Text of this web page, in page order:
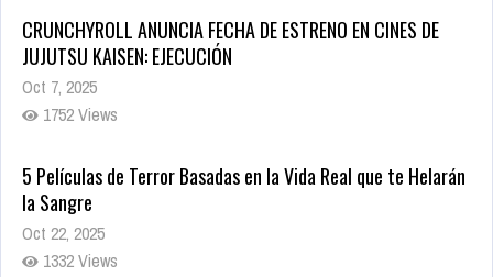
CRUNCHYROLL ANUNCIA FECHA DE ESTRENO EN CINES DE
JUJUTSU KAISEN: EJECUCIÓN
Oct 7, 2025
1752 Views
5 Películas de Terror Basadas en la Vida Real que te Helarán
la Sangre
Oct 22, 2025
1332 Views